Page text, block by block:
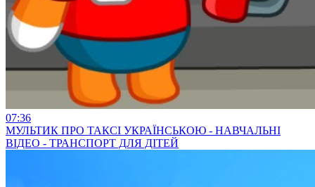
07:36
МУЛЬТИК ПРО ТАКСІ УКРАЇНСЬКОЮ - НАВЧАЛЬНІ
ВІДЕО - ТРАНСПОРТ ДЛЯ ДІТЕЙ